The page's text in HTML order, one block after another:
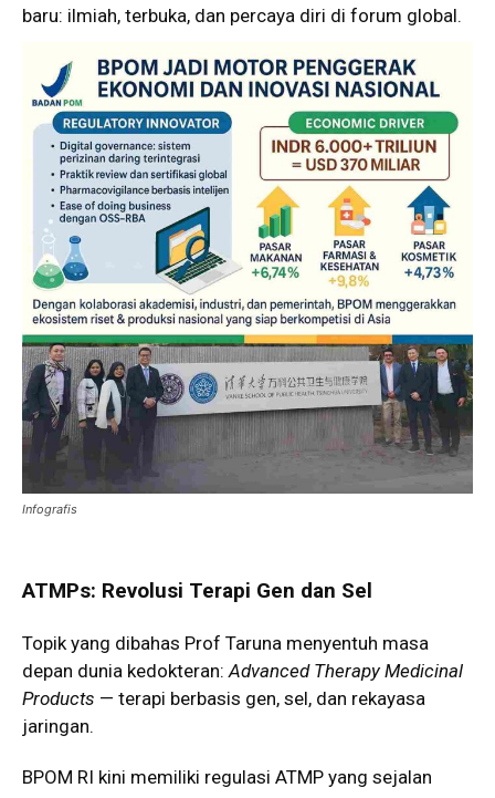
baru: ilmiah, terbuka, dan percaya diri di forum global.
Infografis
ATMPs: Revolusi Terapi Gen dan Sel
Topik yang dibahas Prof Taruna menyentuh masa
depan dunia kedokteran: Advanced Therapy Medicinal
Products — terapi berbasis gen, sel, dan rekayasa
jaringan.
BPOM RI kini memiliki regulasi ATMP yang sejalan